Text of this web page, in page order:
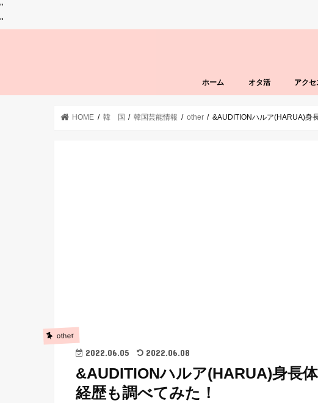
"
"
ホーム オタ活 アク
HOME 韓 国 韓国芸能情報 other &AUDITIONハルア(HARUA)身
other
2022.06.05 2022.06.08
&AUDITIONハルア(HARUA)身長
経歴も調べてみた！